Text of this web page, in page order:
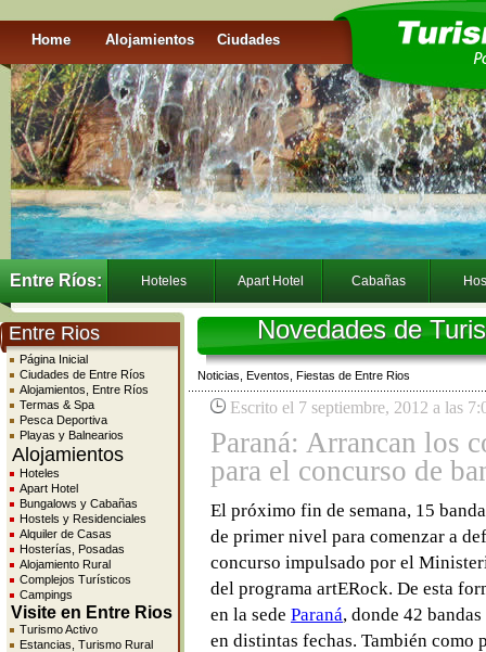
Home Alojamientos Ciudades
Entre Ríos: Hoteles Apart Hotel Cabañas
Entre Rios
Página Inicial
Ciudades de Entre Ríos
Alojamientos, Entre Ríos
Termas & Spa
Pesca Deportiva
Playas y Balnearios
Alojamientos
Hoteles
Apart Hotel
Bungalows y Cabañas
Hostels y Residenciales
Alquiler de Casas
Hosterías, Posadas
Alojamiento Rural
Complejos Turísticos
Campings
Visite en Entre Rios
Turismo Activo
Estancias, Turismo Rural
Novedades de
Noticias, Eventos, Fiestas de Entre Rios
Escrito el 7 septiembre, 2012 a las
Paraná: Arrancan los
para el concurso de
El próximo fin de semana, 15
de primer nivel para comenzar a
concurso impulsado por el
del programa artERock. De esta
en la sede Paraná, donde 42
en distintas fechas. También como